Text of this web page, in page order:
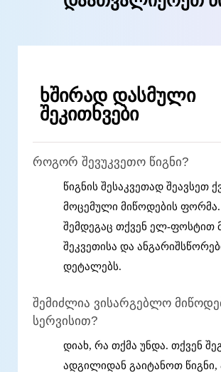
ხშირად დასმული
შეკითხვები
როგორ შევუკვეთო წიგნი?
წიგნის შესაკვეთად შეავსეთ
მოცემული მიწოდების
შემდეგაც თქვენ ელ-ფოსტით
შეკვეთისა და
დეტალებს.
შემიძლია ვისარგებლო
სერვისით?
დიახ, რა თქმა უნდა. თქვენ
ადგილიდან გაიტანოთ წიგნი,